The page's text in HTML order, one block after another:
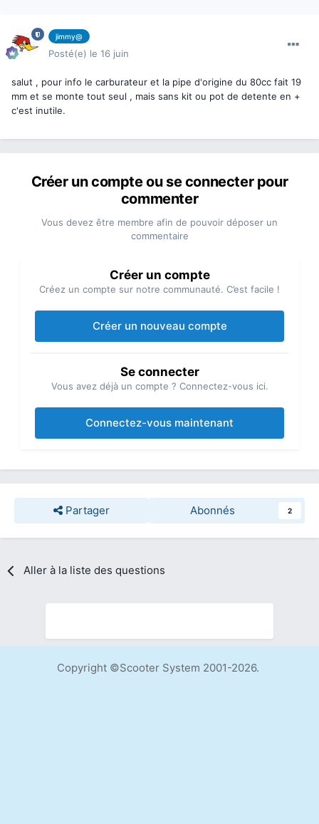
jimmy@
Posté(e) le 16 juin
salut , pour info le carburateur et la pipe d'origine du 80cc fait 19
mm et se monte tout seul , mais sans kit ou pot de detente en +
c'est inutile.
Créer un compte ou se connecter pour
commenter
Vous devez être membre afin de pouvoir déposer un
commentaire
Créer un compte
Créez un compte sur notre communauté. C’est facile !
Créer un nouveau compte
Se connecter
Vous avez déjà un compte ? Connectez-vous ici.
Connectez-vous maintenant
Partager Abonnés 2
Aller à la liste des questions
Copyright ©Scooter System 2001-2026.